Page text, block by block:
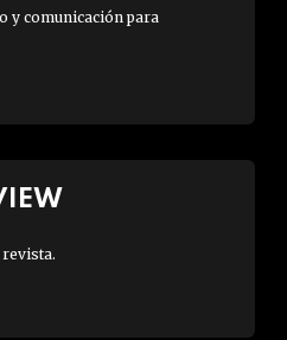
y comunicación para
revista.